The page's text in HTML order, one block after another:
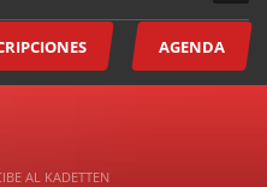
AGENDA
AL KADETTEN